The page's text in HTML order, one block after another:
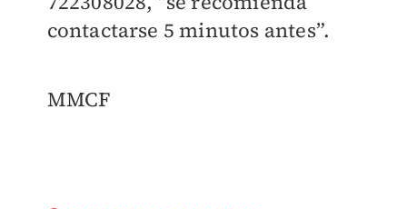
contactarse 5 minutos antes”.
MMCF